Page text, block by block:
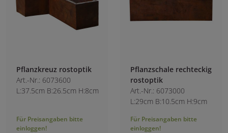
Pflanzkreuz rostoptik
Art.-Nr.: 6073600
L:37.5cm B:26.5cm H:8cm
Für Preisangaben bitte
einloggen!
Pflanzschale rechteckig
rostoptik
Art.-Nr.: 6073000
L:29cm B:10.5cm H:9cm
Für Preisangaben bitte
einloggen!